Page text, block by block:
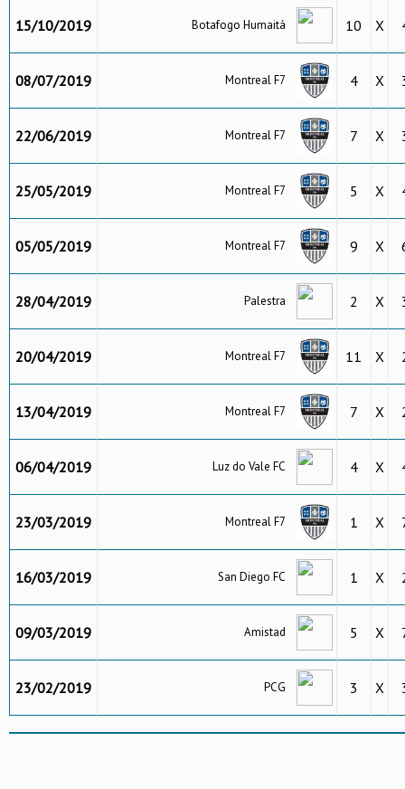
15/10/2019 Botafogo Humaitá 10 X
08/07/2019 Montreal F7 4 X
22/06/2019 Montreal F7 7 X
25/05/2019 Montreal F7 5 X
05/05/2019 Montreal F7 9 X
28/04/2019 Palestra 2 X
20/04/2019 Montreal F7 11 X
13/04/2019 Montreal F7 7 X
06/04/2019 Luz do Vale FC 4 X
23/03/2019 Montreal F7 1 X
16/03/2019 San Diego FC 1 X
09/03/2019 Amistad 5 X
23/02/2019 PCG 3 X